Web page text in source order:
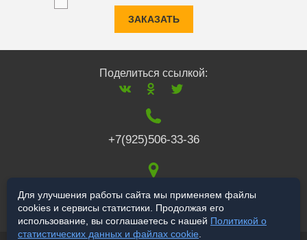
ЗАКАЗАТЬ
Поделиться ссылкой:
+7(925)506-33-36
117519,г. Москва,
Варшавское ш., 132
Для улучшения работы сайта мы применяем файлы
cookies и сервисы статистики. Продолжая его
использование, вы соглашаетесь с нашей Политикой о
статистических данных и файлах cookie